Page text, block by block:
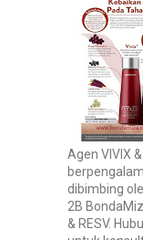
Agen VIVIX
dibimbing
2B
& RESV.